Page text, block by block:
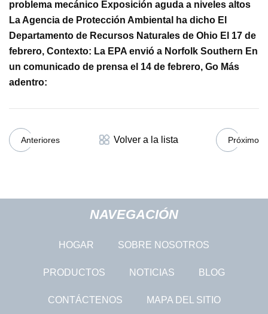
problema mecánico Exposición aguda a niveles altos
La Agencia de Protección Ambiental ha dicho El
Departamento de Recursos Naturales de Ohio El 17 de
febrero, Contexto: La EPA envió a Norfolk Southern En
un comunicado de prensa el 14 de febrero, Go Más
adentro:
Anteriores Volver a la lista Próximo
NAVEGACIÓN
HOGAR SOBRE NOSOTROS
PRODUCTOS NOTICIAS BLOG
CONTÁCTENOS MAPA DEL SITIO